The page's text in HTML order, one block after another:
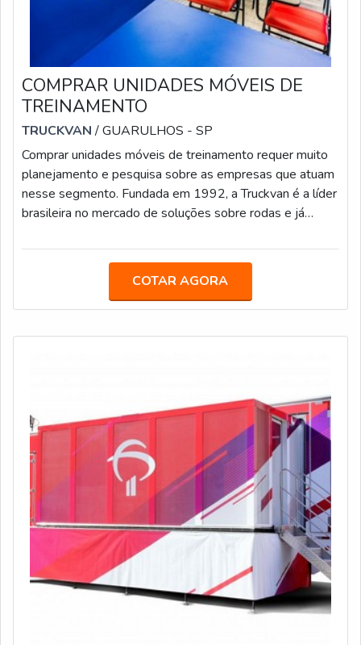
COMPRAR UNIDADES MÓVEIS DE
TREINAMENTO
TRUCKVAN/ GUARULHOS - SP
Comprar unidades móveis de treinamento requer muito
planejamento e pesquisa sobre as empresas que atuam
nesse segmento. Fundada em 1992, a Truckvan é a líder
brasileira no mercado de soluções sobre rodas e já
(Senai, Sesi, Senac e Sesc) e mais de 20 modelos para o
profissional do Governo de São Paulo.MAIS
INFORMAÇÕES SOBRE O PRODUTOOs modelos
COTAR AGORA